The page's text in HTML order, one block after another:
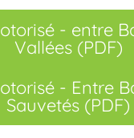
- entre
Vallées (PDF)
- Entre
Sauvetés (PDF)